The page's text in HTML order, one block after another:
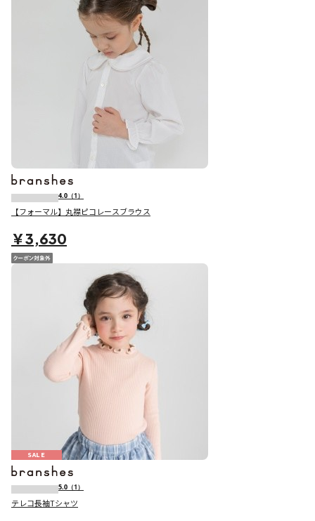
4.0 （1）
【フォーマル】丸襟ピコレースブラウス
￥3,630
SALE
5.0 （1）
テレコ長袖Tシャツ